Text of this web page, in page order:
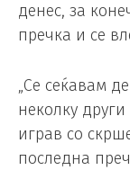
денес, за
пречка и се
„Се сеќавам
неколку
играв со
последна